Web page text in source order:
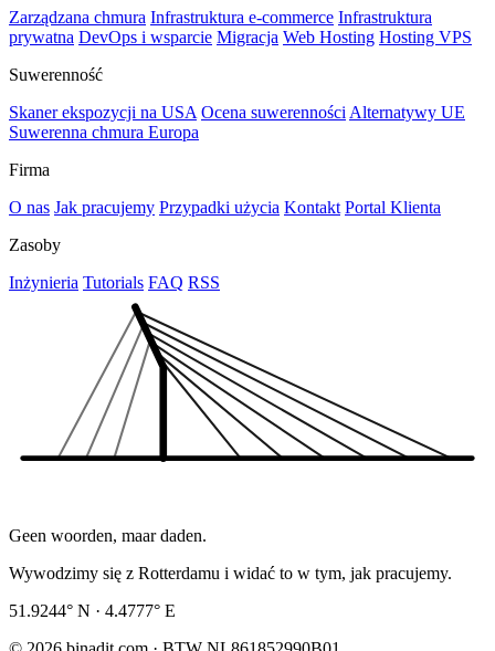
Zarządzana chmura Infrastruktura e-commerce Infrastruktura
prywatna DevOps i wsparcie Migracja Web Hosting Hosting VPS
Suwerenność
Skaner ekspozycji na USA Ocena suwerennościAlternatywy UE
Suwerenna chmura Europa
Firma
O nas Jak pracujemy Przypadki użycia Kontakt Portal Klienta
Zasoby
Inżynieria Tutorials FAQ RSS
Geen woorden, maar daden.
Wywodzimy się z Rotterdamu i widać to w tym, jak pracujemy.
51.9244° N · 4.4777° E